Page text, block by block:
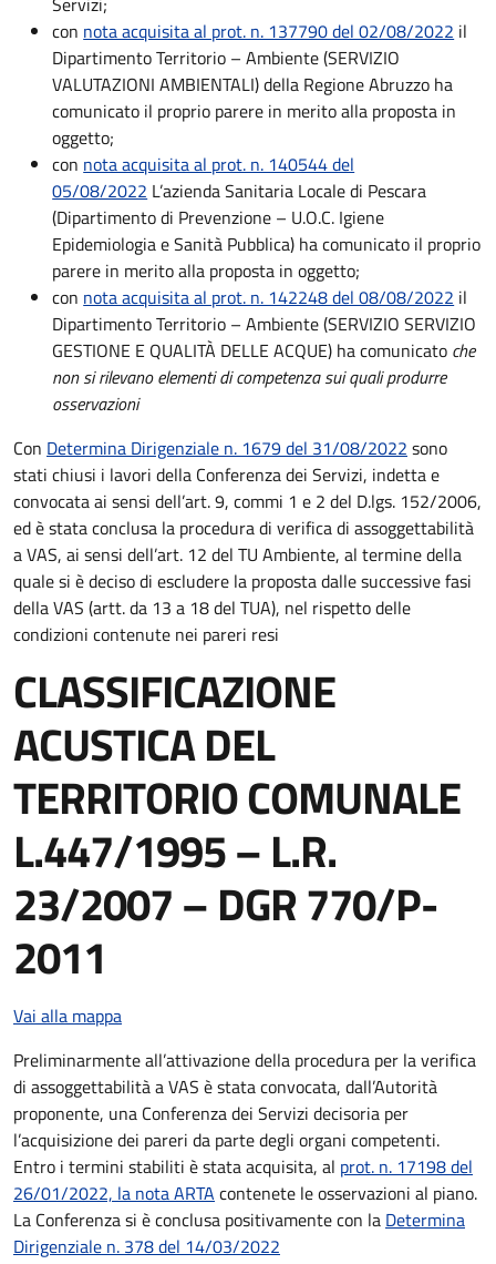
con nota acquisita al prot. n. 137790 del 02/08/2022 il
Dipartimento Territorio – Ambiente (SERVIZIO
VALUTAZIONI AMBIENTALI) della Regione Abruzzo ha
comunicato il proprio parere in merito alla proposta in
oggetto;
con nota acquisita al prot. n. 140544 del
05/08/2022 L’azienda Sanitaria Locale di Pescara
(Dipartimento di Prevenzione – U.O.C. Igiene
Epidemiologia e Sanità Pubblica) ha comunicato il proprio
parere in merito alla proposta in oggetto;
con nota acquisita al prot. n. 142248 del 08/08/2022 il
Dipartimento Territorio – Ambiente (SERVIZIO SERVIZIO
GESTIONE E QUALITÀ DELLE ACQUE) ha comunicato che
non si rilevano elementi di competenza sui quali produrre
osservazioni
Con Determina Dirigenziale n. 1679 del 31/08/2022 sono
stati chiusi i lavori della Conferenza dei Servizi, indetta e
convocata ai sensi dell’art. 9, commi 1 e 2 del D.lgs. 152/2006,
ed è stata conclusa la procedura di verifica di assoggettabilità
a VAS, ai sensi dell’art. 12 del TU Ambiente, al termine della
quale si è deciso di escludere la proposta dalle successive fasi
della VAS (artt. da 13 a 18 del TUA), nel rispetto delle
condizioni contenute nei pareri resi
CLASSIFICAZIONE
ACUSTICA DEL
TERRITORIO COMUNALE
L.447/1995 – L.R.
23/2007 – DGR 770/P-
2011
Vai alla mappa
Preliminarmente all’attivazione della procedura per la verifica
di assoggettabilità a VAS è stata convocata, dall’Autorità
proponente, una Conferenza dei Servizi decisoria per
l’acquisizione dei pareri da parte degli organi competenti.
Entro i termini stabiliti è stata acquisita, al prot. n. 17198 del
26/01/2022, la nota ARTA contenete le osservazioni al piano.
La Conferenza si è conclusa positivamente con la Determina
Dirigenziale n. 378 del 14/03/2022